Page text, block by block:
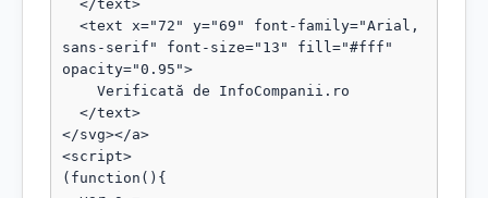
sans-serif" font-size="13" fill="#fff"
opacity="0.95">
</svg></a>
<script>
(function(){